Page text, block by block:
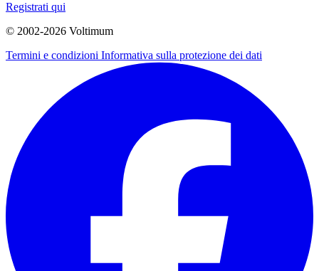
Registrati qui
© 2002-2026 Voltimum
Termini e condizioni Informativa sulla protezione dei dati